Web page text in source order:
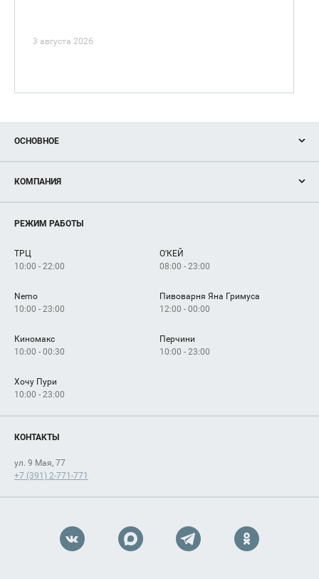
3 августа 2026
ОСНОВНОЕ
Новости
Магазины
Услуги
КОМПАНИЯ
Рекламодателям
Как добраться
РЕЖИМ РАБОТЫ
ТРЦ
10:00 - 22:00
О'КЕЙ
08:00 - 23:00
Nemo
10:00 - 23:00
Пивоварня Яна Гримуса
12:00 - 00:00
Киномакс
10:00 - 00:30
Перчини
10:00 - 23:00
Хочу Пури
10:00 - 23:00
КОНТАКТЫ
ул. 9 Мая, 77
+7 (391) 2-771-771